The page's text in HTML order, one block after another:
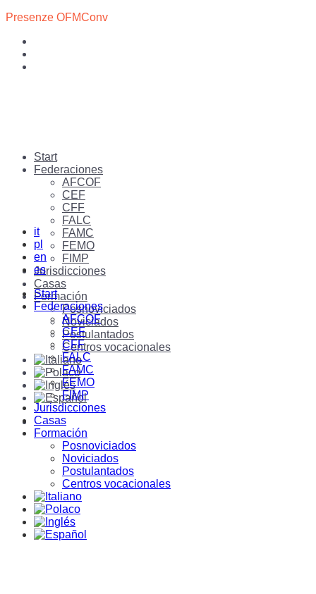
Presenze OFMConv
Start
Federaciones
AFCOF
CEF
CFF
FALC
FAMC
FEMO
FIMP
Jurisdicciones
Casas
Formación
Posnoviciados
Noviciados
Postulantados
Centros vocacionales
it
pl
en
es
Start
Federaciones
AFCOF
CEF
CFF
FALC
FAMC
FEMO
FIMP
Jurisdicciones
Casas
Formación
Posnoviciados
Noviciados
Postulantados
Centros vocacionales